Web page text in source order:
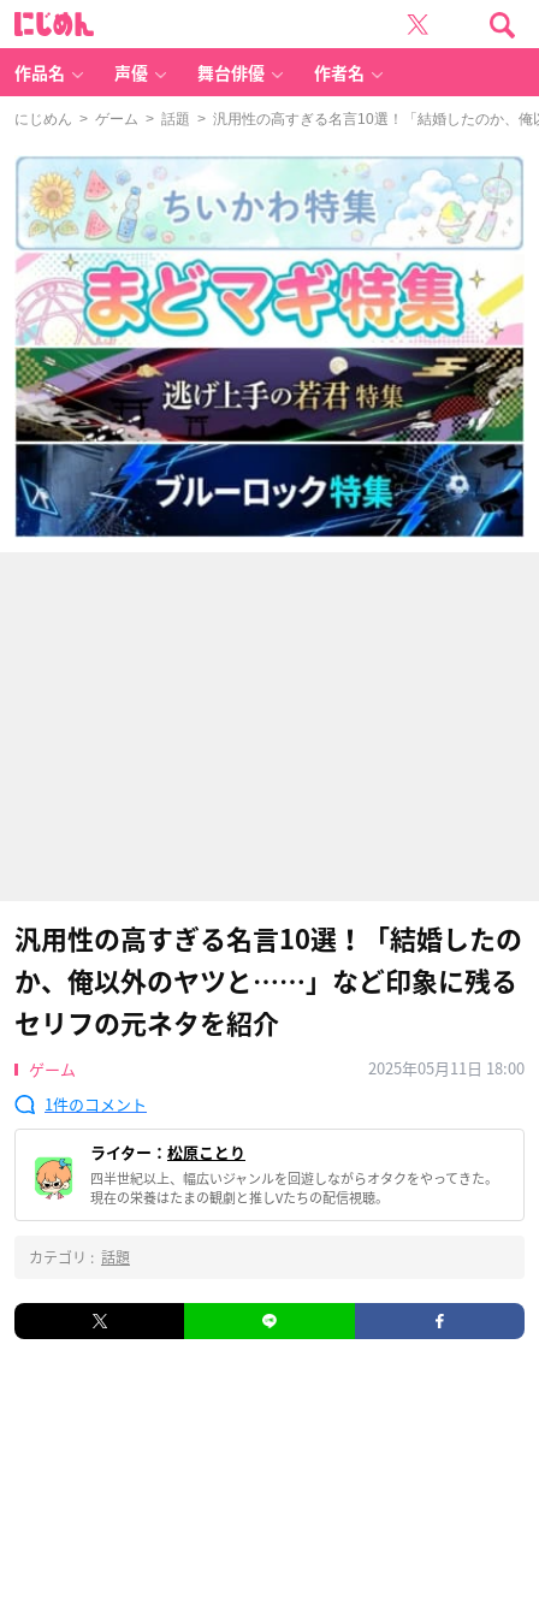
作品名 声優 舞台俳優 作者名
にじめん > ゲーム > 話題 > 汎用性の高すぎる名言10選！「結婚したのか、
汎用性の高すぎる名言10選！「結婚したの
か、俺以外のヤツと……」など印象に残る
セリフの元ネタを紹介
ゲーム
2025年05月11日 18:00
1
ライター： 松原ことり
四半世紀以上、幅広いジャンルを回遊しながらオタクをやってきた。
現在の栄養はたまの観劇と推しVたちの配信視聴。
カテゴリ : 話題